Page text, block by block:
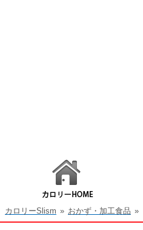
カロリーSlism » おかず・加工食品 »